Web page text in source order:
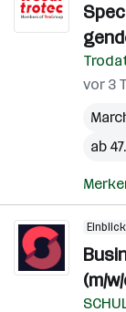
vor 3
ab
(m/